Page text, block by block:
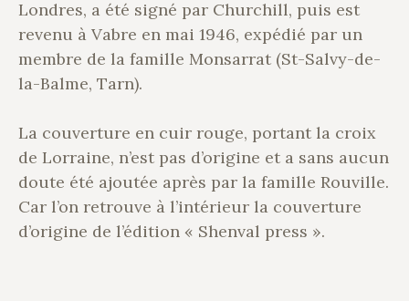
Londres, a été signé par Churchill, puis est
revenu à Vabre en mai 1946, expédié par un
membre de la famille Monsarrat (St-Salvy-de-
la-Balme, Tarn).
La couverture en cuir rouge, portant la croix
de Lorraine, n’est pas d’origine et a sans aucun
doute été ajoutée après par la famille Rouville.
Car l’on retrouve à l’intérieur la couverture
d’origine de l’édition « Shenval press ».